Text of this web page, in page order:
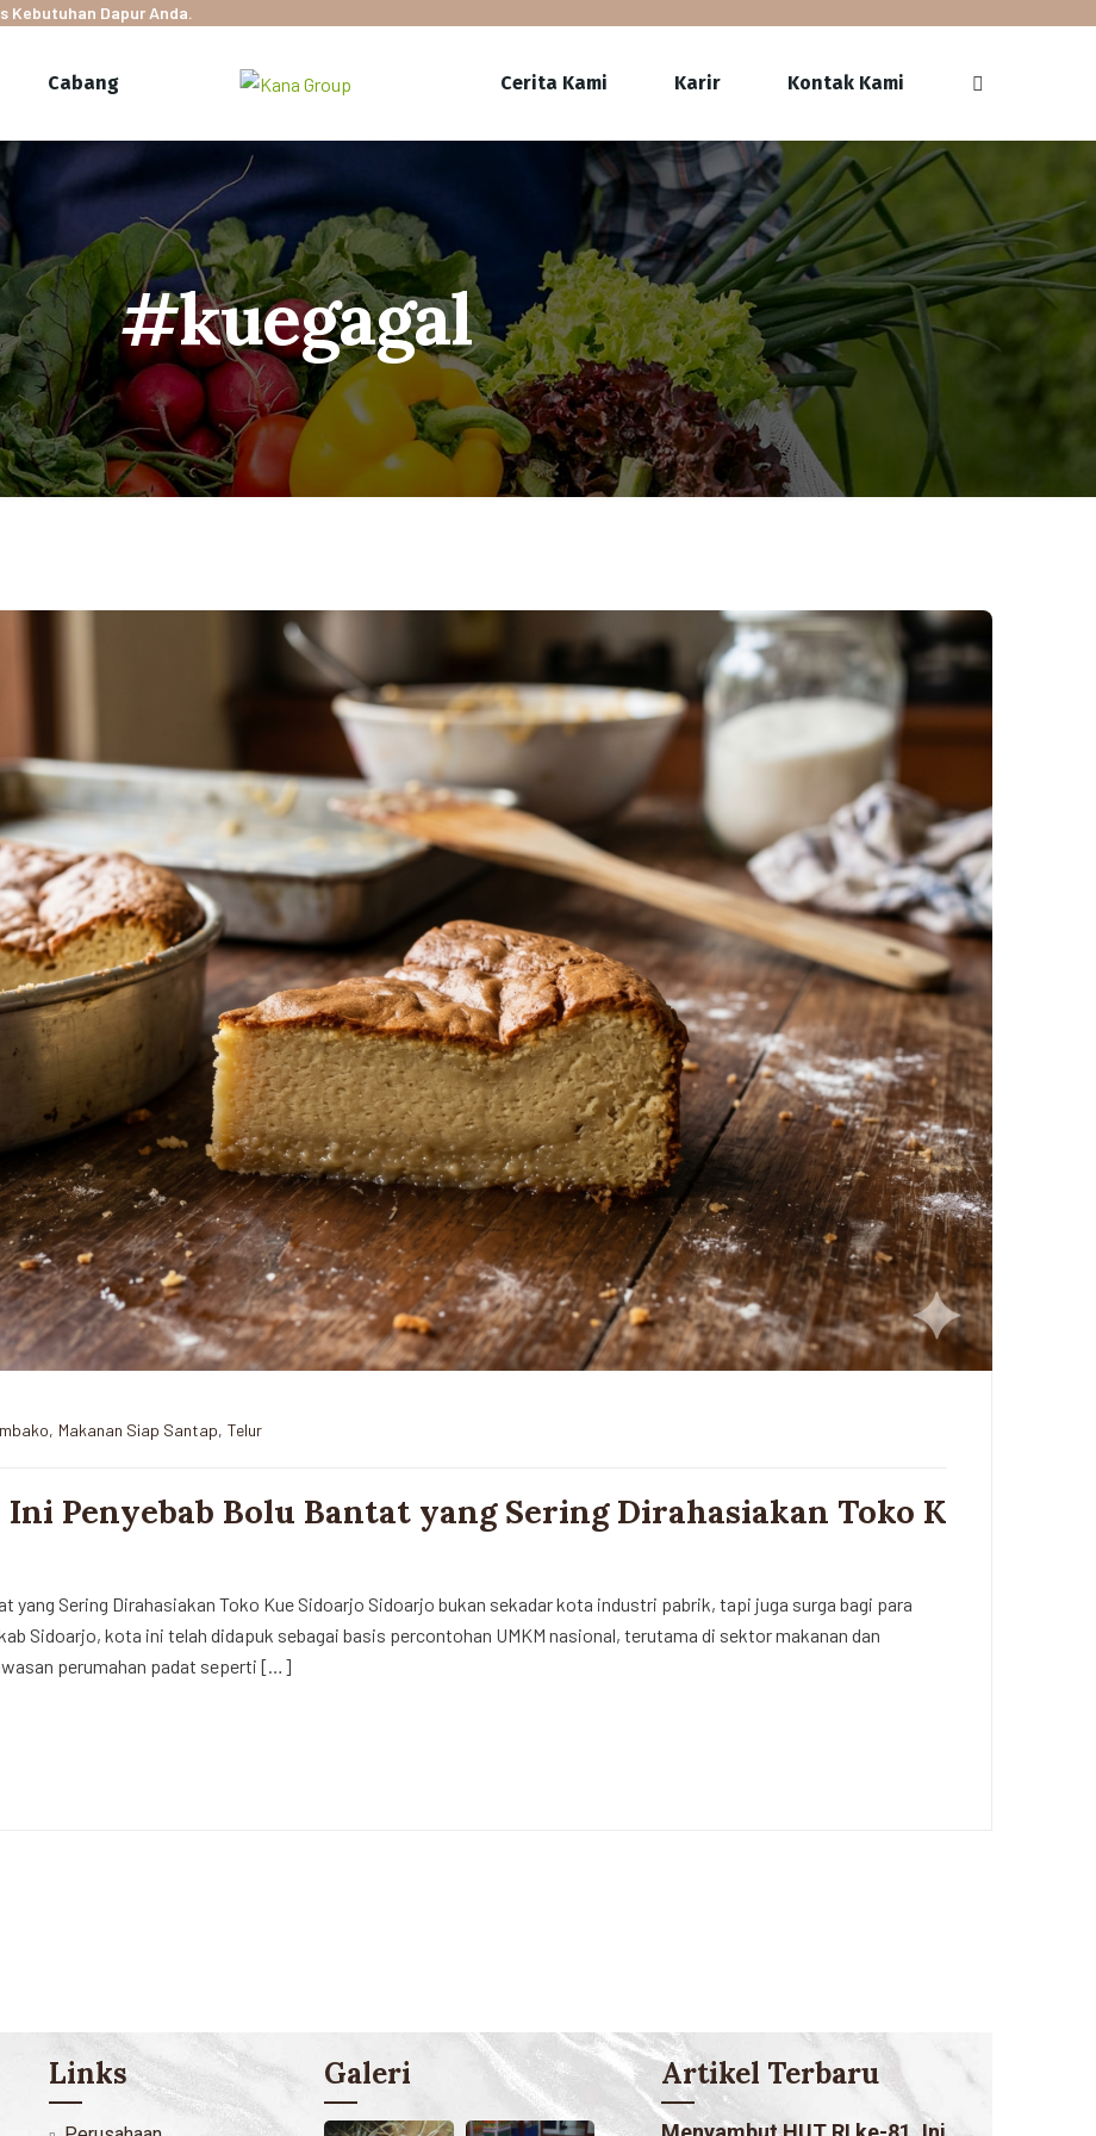
Kebutuhan Dapur Anda.
Cabang Cerita Kami Karir Kontak Kami
#kuegagal
, Makanan Siap Santap, Telur
Penyebab Bolu Bantat yang Sering Dirahasiakan Toko K
yang Sering Dirahasiakan Toko Kue Sidoarjo Sidoarjo bukan sekadar kota industri pabrik, tapi juga surga bagi para
Sidoarjo, kota ini telah didapuk sebagai basis percontohan UMKM nasional, terutama di sektor makanan dan
perumahan padat seperti […]
Links Galeri Artikel Terbaru